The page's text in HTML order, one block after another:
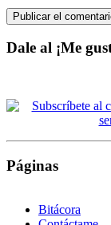
Dale al ¡Me
Páginas
Bitácora